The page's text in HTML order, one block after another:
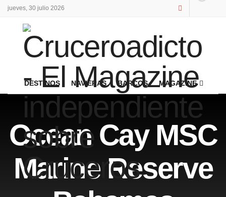
jueves, 30 julio 2026
DESTINOS NAVIERAS BARCOS MAGAZINE
Ocean Cay MSC
Marine Reserve